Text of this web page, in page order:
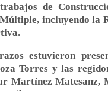
de
incluyendo la
estuvieron
Torres y las
Martínez Matesanz,